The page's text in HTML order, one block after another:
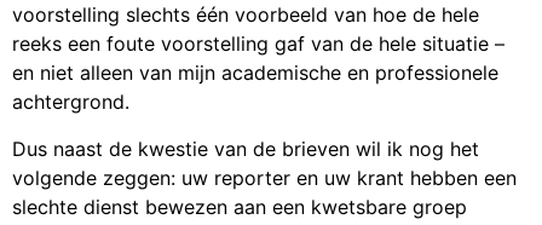
voorstelling slechts één voorbeeld van hoe de hele
reeks een foute voorstelling gaf van de hele situatie –
en niet alleen van mijn academische en professionele
achtergrond.
Dus naast de kwestie van de brieven wil ik nog het
volgende zeggen: uw reporter en uw krant hebben een
slechte dienst bewezen aan een kwetsbare groep